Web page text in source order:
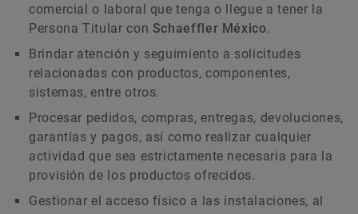
comercial o laboral que tenga o llegue a tener la
Persona Titular con Schaeffler México.
Brindar atención y seguimiento a solicitudes
relacionadas con productos, componentes,
sistemas, entre otros.
Procesar pedidos, compras, entregas, devoluciones,
garantías y pagos, así como realizar cualquier
actividad que sea estrictamente necesaria para la
provisión de los productos ofrecidos.
Gestionar el acceso físico a las instalaciones, al